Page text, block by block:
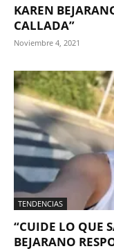
KAREN
CALLADA”
Noviembre 4, 2021
TENDENCIAS
“CUIDE LO QUE
BEJARANO